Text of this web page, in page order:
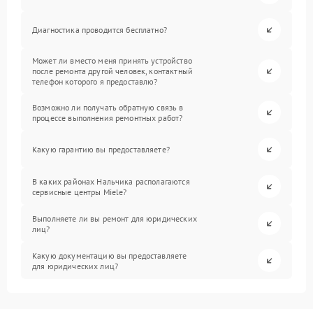
Диагностика проводится бесплатно?
Может ли вместо меня принять устройство
после ремонта другой человек, контактный
телефон которого я предоставлю?
Возможно ли получать обратную связь в
процессе выполнения ремонтных работ?
Какую гарантию вы предоставляете?
В каких районах Нальчика располагаются
сервисные центры Miele?
Выполняете ли вы ремонт для юридических
лиц?
Какую документацию вы предоставляете
для юридических лиц?